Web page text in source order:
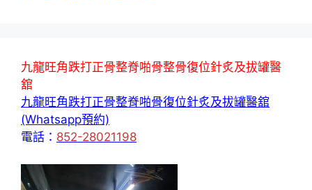
九龍旺角跌打正骨整脊啪骨整骨復位針炙及拔罐醫
舘
九龍旺角跌打正骨整脊啪骨復位針炙及拔罐醫舘
(Whatsapp預約)
電話： 852-28021198